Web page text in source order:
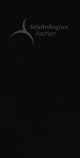
Zurück
zur
Startseite